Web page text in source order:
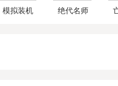
模拟装机 绝代名师